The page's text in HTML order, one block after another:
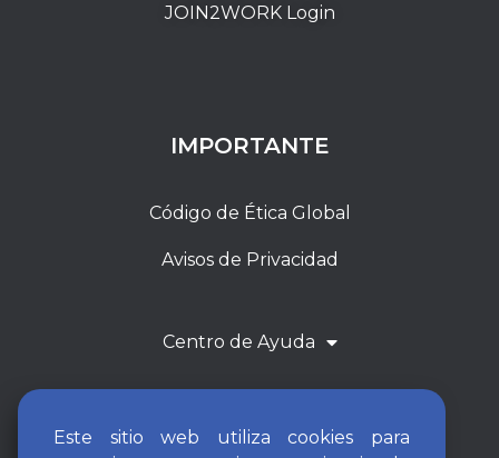
JOIN2WORK Login
IMPORTANTE
Código de Ética Global
Avisos de Privacidad
Centro de Ayuda
Este sitio web utiliza cookies para